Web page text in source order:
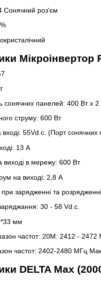
Сонячний роз'єм
Мікроінвертор
сонячних панелей: 400 Вт x 2
струму: 600 Вт
55Vd.c. (Порт
13 A
виході в мережу: 600 Вт
на виході: 2,8 A
при зарядженні та
30 - 58 Vd.c.
мм
частот: 20M: 2412 -
частот: 2402-2480 МГц
DELTA Max